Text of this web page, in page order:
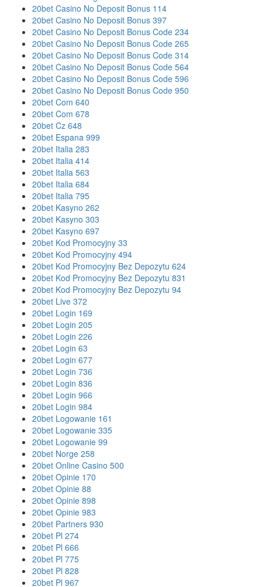
20bet Casino No Deposit Bonus 114
20bet Casino No Deposit Bonus 397
20bet Casino No Deposit Bonus Code 234
20bet Casino No Deposit Bonus Code 265
20bet Casino No Deposit Bonus Code 314
20bet Casino No Deposit Bonus Code 564
20bet Casino No Deposit Bonus Code 596
20bet Casino No Deposit Bonus Code 950
20bet Com 640
20bet Com 678
20bet Cz 648
20bet Espana 999
20bet Italia 283
20bet Italia 414
20bet Italia 563
20bet Italia 684
20bet Italia 795
20bet Kasyno 262
20bet Kasyno 303
20bet Kasyno 697
20bet Kod Promocyjny 33
20bet Kod Promocyjny 494
20bet Kod Promocyjny Bez Depozytu 624
20bet Kod Promocyjny Bez Depozytu 831
20bet Kod Promocyjny Bez Depozytu 94
20bet Live 372
20bet Login 169
20bet Login 205
20bet Login 226
20bet Login 63
20bet Login 677
20bet Login 736
20bet Login 836
20bet Login 966
20bet Login 984
20bet Logowanie 161
20bet Logowanie 335
20bet Logowanie 99
20bet Norge 258
20bet Online Casino 500
20bet Opinie 170
20bet Opinie 88
20bet Opinie 898
20bet Opinie 983
20bet Partners 930
20bet Pl 274
20bet Pl 666
20bet Pl 775
20bet Pl 828
20bet Pl 967